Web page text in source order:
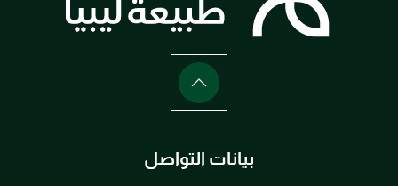
بيانات التواصل